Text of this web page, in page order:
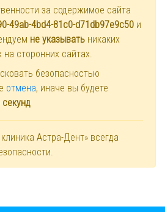
за содержимое сайта
49ab-4bd4-81c0-d71db97e9c50 и
не указывать никаких
сторонних сайтах.
безопасностью
отмена, иначе вы будете
секунд
Астра-Дент» всегда